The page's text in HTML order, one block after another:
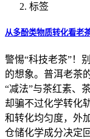
标签
从多酚类物质转化看老
警惕“科技老茶”！
的想象。普洱老茶
“减法”与茶红素、
却骗不过化学转化
和转化均匀度，外
仓储化学成分决定